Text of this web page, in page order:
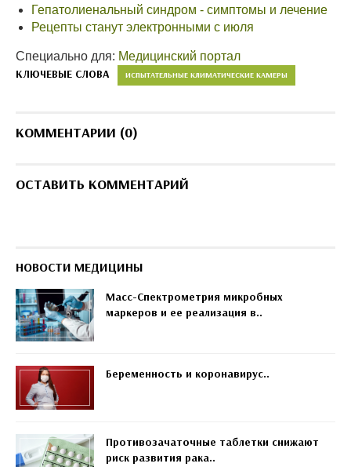
Гепатолиенальный синдром - симптомы и лечение
Рецепты станут электронными с июля
Специально для: Медицинский портал
КЛЮЧЕВЫЕ СЛОВА ИСПЫТАТЕЛЬНЫЕ КЛИМАТИЧЕСКИЕ КАМЕРЫ
КОММЕНТАРИИ (0)
ОСТАВИТЬ КОММЕНТАРИЙ
НОВОСТИ МЕДИЦИНЫ
Масс-Спектрометрия микробных
маркеров и ее реализация в..
Беременность и коронавирус..
Противозачаточные таблетки снижают
риск развития рака..